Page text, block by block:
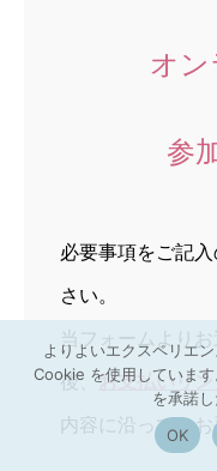
オン
参
必要事項をご記
さい。
当フォームより
後、お支払いリ
内容に沿って、
よりよいエクスペリエ
Cookie を使用していま
を承諾し
OK